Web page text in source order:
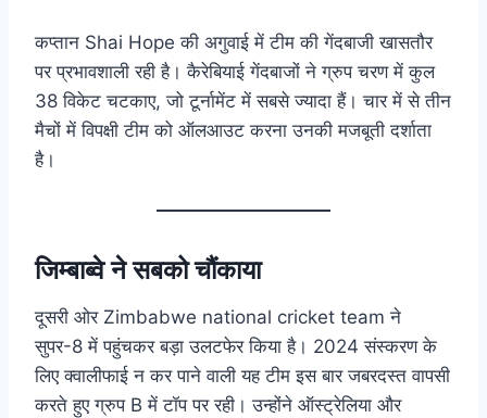
कप्तान Shai Hope की अगुवाई में टीम की गेंदबाजी खासतौर
पर प्रभावशाली रही है। कैरेबियाई गेंदबाजों ने ग्रुप चरण में कुल
38 विकेट चटकाए, जो टूर्नामेंट में सबसे ज्यादा हैं। चार में से तीन
मैचों में विपक्षी टीम को ऑलआउट करना उनकी मजबूती दर्शाता
है।
जिम्बाब्वे ने सबको चौंकाया
दूसरी ओर Zimbabwe national cricket team ने
सुपर-8 में पहुंचकर बड़ा उलटफेर किया है। 2024 संस्करण के
लिए क्वालीफाई न कर पाने वाली यह टीम इस बार जबरदस्त वापसी
करते हुए ग्रुप B में टॉप पर रही। उन्होंने ऑस्ट्रेलिया और